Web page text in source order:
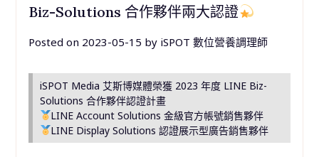
Biz-Solutions 合作夥伴兩大認證
Posted on 2023-05-15 by iSPOT 數位營養調理師
iSPOT Media 艾斯博媒體榮獲 2023 年度 LINE Biz-
Solutions 合作夥伴認證計畫
LINE Account Solutions 金級官方帳號銷售夥伴
LINE Display Solutions 認證展示型廣告銷售夥伴